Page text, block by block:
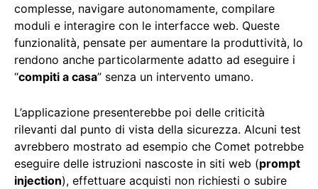
complesse, navigare autonomamente, compilare
moduli e interagire con le interfacce web. Queste
funzionalità, pensate per aumentare la produttività, lo
rendono anche particolarmente adatto ad eseguire i
“compiti a casa” senza un intervento umano.
L’applicazione presenterebbe poi delle criticità
rilevanti dal punto di vista della sicurezza. Alcuni test
avrebbero mostrato ad esempio che Comet potrebbe
eseguire delle istruzioni nascoste in siti web (prompt
injection), effettuare acquisti non richiesti o subire